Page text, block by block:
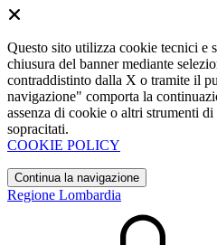
Questo sito utilizza cookie tecnici e
chiusura del banner mediante
contraddistinto dalla X o tramite il
navigazione" comporta la
assenza di cookie o altri strumenti
sopracitati.
COOKIE POLICY
Continua la navigazione
Regione Lombardia